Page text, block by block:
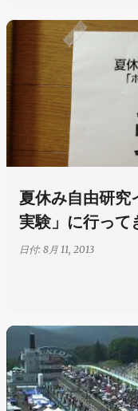
夏休み自由研究
実験」に行って
日付: 8月 11, 2013